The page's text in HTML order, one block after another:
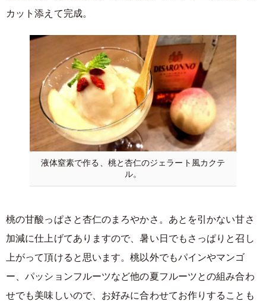
カット添えて完成。
液体窒素で作る、桃と杏仁のジェラート風カクテ
ル。
桃の甘酸っぱさと杏仁のまろやかさ。あとを引かない甘さ
加減に仕上げてありますので、暑い日でもさっぱりと召し
上がって頂けると思います。桃以外でもパインやマンゴ
ー、パッションフルーツなど他の夏フルーツとの組み合わ
せでも美味しいので、お好みに合わせてお作りすることも